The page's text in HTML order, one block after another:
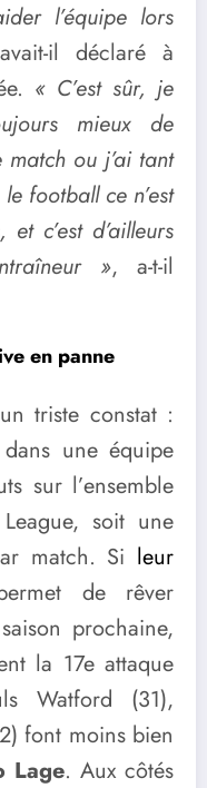
l’équipe lors
il déclaré à
« C’est sûr, je
mieux de
ou j’ai tant
football ce n’est
c’est d’ailleurs
», a-t-il
en panne
triste constat :
une équipe
sur l’ensemble
soit une
match. Si leur
de rêver
prochaine,
la 17e attaque
Watford (31),
font moins bien
Lage. Aux côtés